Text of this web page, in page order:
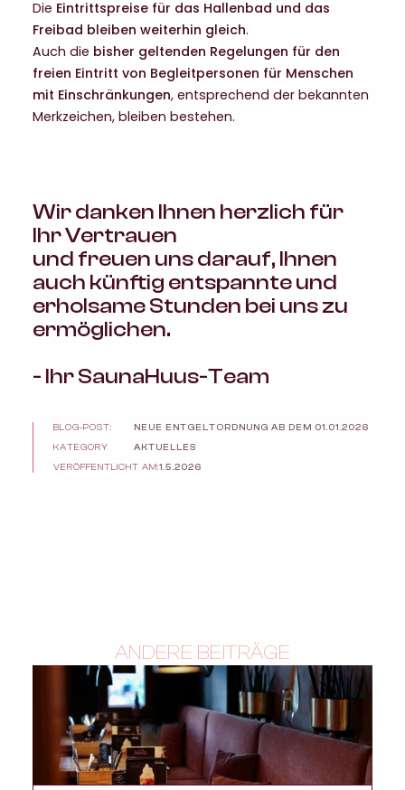
Die Eintrittspreise für das Hallenbad und das
Freibad bleiben weiterhin gleich.
Auch die bisher geltenden Regelungen für den
freien Eintritt von Begleitpersonen für Menschen
mit Einschränkungen, entsprechend der bekannten
Merkzeichen, bleiben bestehen.
Wir danken Ihnen herzlich für
Ihr Vertrauen
und freuen uns darauf, Ihnen
auch künftig entspannte und
erholsame Stunden bei uns zu
ermöglichen.
- Ihr SaunaHuus-Team
BLOG-POST:
NEUE ENTGELTORDNUNG AB DEM 01.01.2026
KATEGORY
AKTUELLES
VERÖFFENTLICHT AM:1.5.2026
ANDERE BEITRÄGE